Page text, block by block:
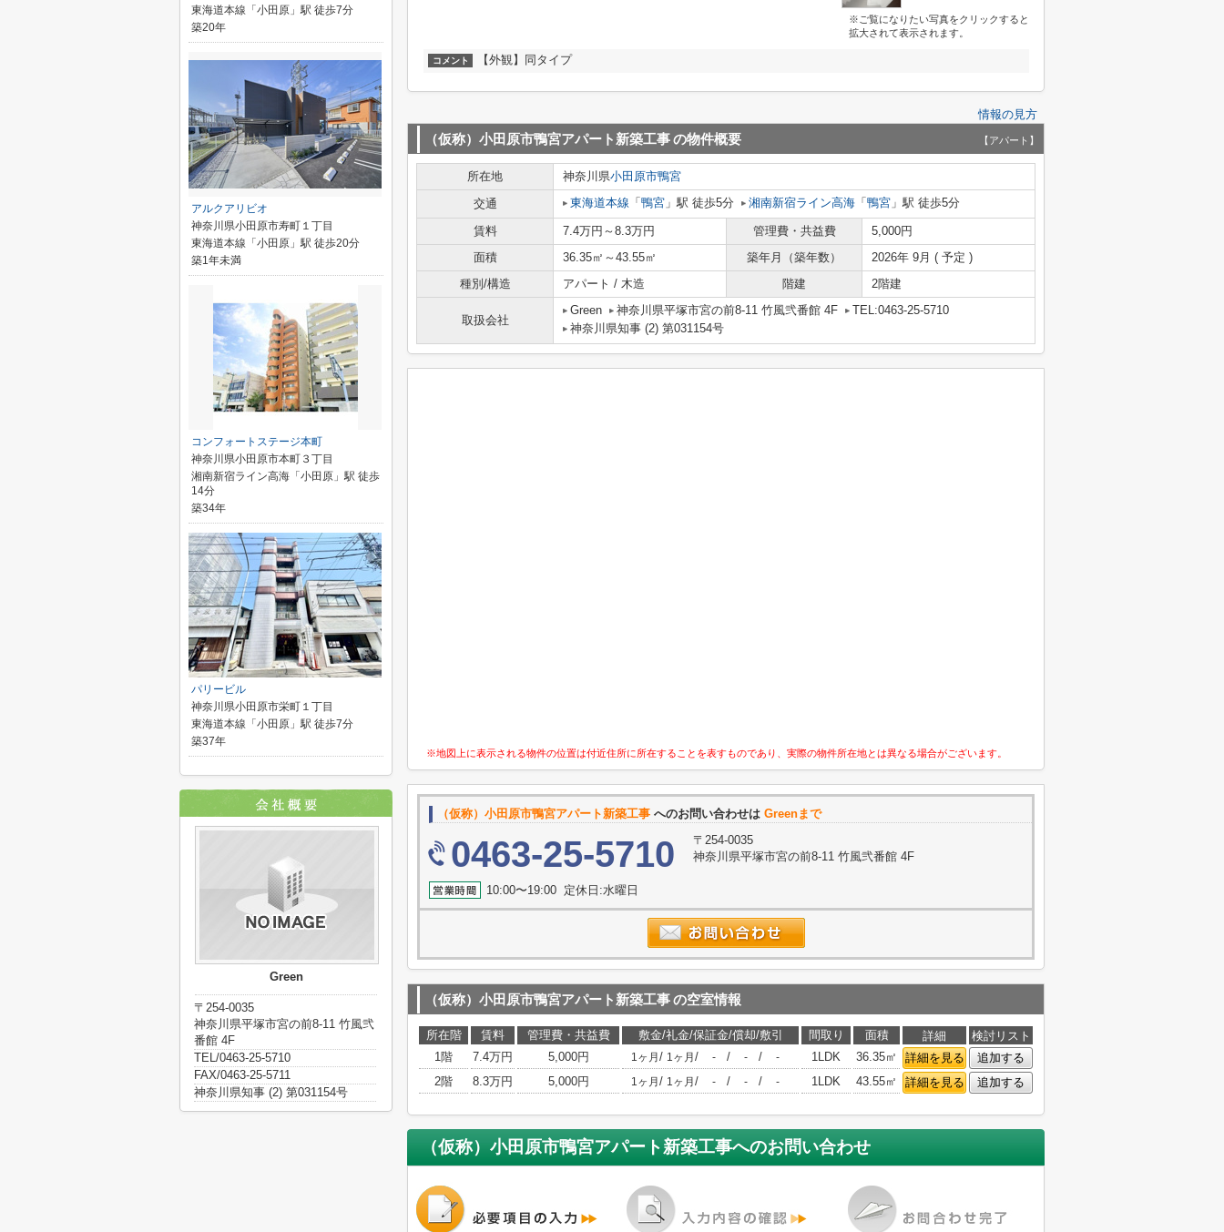
※ご覧になりたい写真をクリックすると
拡大されて表示されます。
コメント 【外観】同タイプ
情報の見方
（仮称）小田原市鴨宮アパート新築工事の物件概要 【アパート】
所在地 神奈川県小田原市鴨宮
交通
東海道本線 「 鴨宮 」駅 徒歩5分 湘南新宿ライン高海 「 鴨宮 」駅 徒歩5分
賃料 7.4万円～8.3万円 管理費・共益費
5,000円
面積
36.35㎡～43.55㎡ 築年月（築年数）
2026年 9月 ( 予定 )
種別/構造
アパート / 木造 階建 2階建
取扱会社
Green 神奈川県平塚市宮の前8-11 竹風弐番館 4F
TEL:0463-25-5710
神奈川県知事 (2) 第031154号
※地図上に表示される物件の位置は付近住所に所在することを表すものであり、実際の物件所在地とは異なる場合がございます。
（仮称）小田原市鴨宮アパート新築工事 へのお問い合わせは Greenまで
0463-25-5710
〒254-0035
神奈川県平塚市宮の前8-11 竹風弐番館 4F
10:00〜19:00 定休日:水曜日
（仮称）小田原市鴨宮アパート新築工事の空室情報
所在階 賃料 管理費・共益費 敷金/礼金/保証金/償却/敷引 間取り 面積 詳細
検討リスト
1階
7.4万円 5,000円 1ヶ月 / 1ヶ月 / - / - / - 1LDK 36.35㎡ 詳細を見る
追加する
2階
8.3万円 5,000円 1ヶ月 / 1ヶ月 / - / - / - 1LDK 43.55㎡ 詳細を見る 追加する
（仮称）小田原市鴨宮アパート新築工事へのお問い合わせ
東海道本線「小田原」駅 徒歩7分
築20年
アルクアリビオ
神奈川県小田原市寿町１丁目
東海道本線「小田原」駅 徒歩20分
築1年未満
コンフォートステージ本町
神奈川県小田原市本町３丁目
湘南新宿ライン高海「小田原」駅 徒歩
14分
築34年
パリービル
神奈川県小田原市栄町１丁目
東海道本線「小田原」駅 徒歩7分
築37年
Green
〒254-0035
神奈川県平塚市宮の前8-11 竹風弐
番館 4F
TEL/0463-25-5710
FAX/0463-25-5711
神奈川県知事 (2) 第031154号